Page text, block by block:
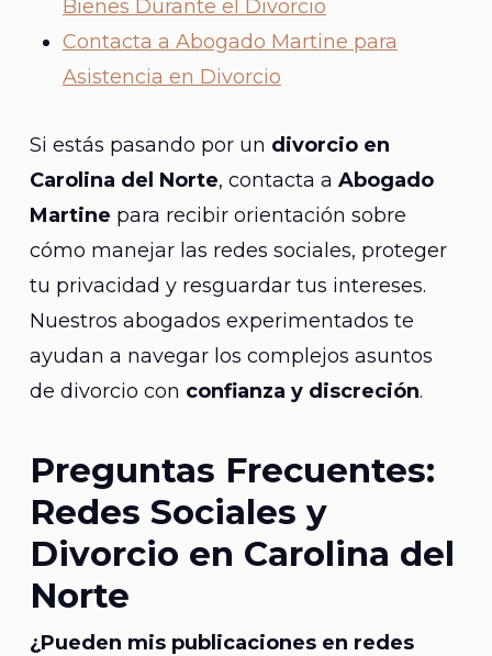
Bienes Durante el Divorcio
Contacta a Abogado Martine para
Asistencia en Divorcio
Si estás pasando por un divorcio en
Carolina del Norte, contacta a Abogado
Martine para recibir orientación sobre
cómo manejar las redes sociales, proteger
tu privacidad y resguardar tus intereses.
Nuestros abogados experimentados te
ayudan a navegar los complejos asuntos
de divorcio con confianza y discreción.
Preguntas Frecuentes:
Redes Sociales y
Divorcio en Carolina del
Norte
¿Pueden mis publicaciones en redes